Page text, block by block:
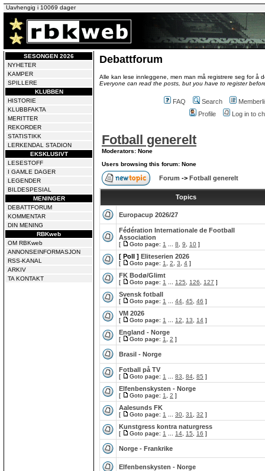
Uavhengig i 10069 dager
SESONGEN 2026
NYHETER
KAMPER
SPILLERE
KLUBBEN
HISTORIE
KLUBBFAKTA
MERITTER
REKORDER
STATISTIKK
LERKENDAL STADION
EKSKLUSIVT
LESESTOFF
I GAMLE DAGER
LEGENDER
BILDESPESIAL
MENINGER
DEBATTFORUM
KOMMENTAR
DIN MENING
RBKweb
OM RBKweb
ANNONSEINFORMASJON
RSS-KANAL
ARKIV
TA KONTAKT
Debattforum
Alle kan lese innleggene, men man må registrere seg for å
Everyone can read the posts, but you have to register
FAQ Search
Profile
Log in to
Fotball generelt
Moderators: None
Users browsing this forum: None
Forum -> Fotball generelt
Topics
Europacup 2026/27
Fédération Internationale de Football
Association
[ Goto page: 1 8 9 10 ]
[ Poll ] Eliteserien 2026
[ Goto page: 1 2 3 4 ]
FK Bodø/Glimt
[ Goto page: 1 125 126 127 ]
Svensk fotball
[ Goto page: 1 44 45 46 ]
VM 2026
[ Goto page: 1 12 13 14 ]
England - Norge
[ Goto page: 1 2 ]
Brasil - Norge
Fotball på TV
[ Goto page: 1 83 84 85 ]
Elfenbenskysten - Norge
[ Goto page: 1 2 ]
Aalesunds FK
[ Goto page: 1 30 31 32 ]
Kunstgress kontra naturgress
[ Goto page: 1 14 15 16 ]
Norge - Frankrike
Elfenbenskysten - Norge